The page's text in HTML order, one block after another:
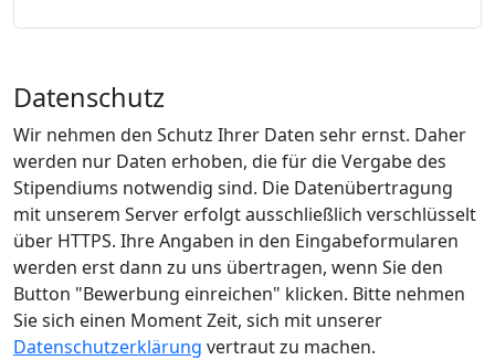
Datenschutz
Wir nehmen den Schutz Ihrer Daten sehr ernst. Daher
werden nur Daten erhoben, die für die Vergabe des
Stipendiums notwendig sind. Die Datenübertragung
mit unserem Server erfolgt ausschließlich verschlüsselt
über HTTPS. Ihre Angaben in den Eingabeformularen
werden erst dann zu uns übertragen, wenn Sie den
Button "Bewerbung einreichen" klicken. Bitte nehmen
Sie sich einen Moment Zeit, sich mit unserer
Datenschutzerklärung vertraut zu machen.